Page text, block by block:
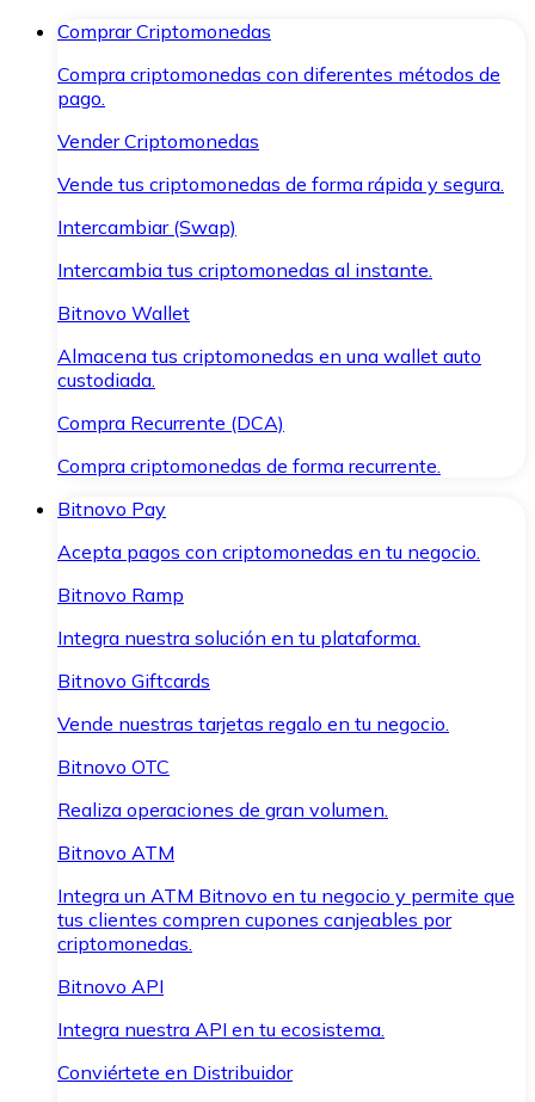
Comprar Criptomonedas
Compra criptomonedas con diferentes métodos de
pago.
Vender Criptomonedas
Vende tus criptomonedas de forma rápida y segura.
Intercambiar (Swap)
Intercambia tus criptomonedas al instante.
Bitnovo Wallet
Almacena tus criptomonedas en una wallet auto
custodiada.
Compra Recurrente (DCA)
Compra criptomonedas de forma recurrente.
Bitnovo Pay
Acepta pagos con criptomonedas en tu negocio.
Bitnovo Ramp
Integra nuestra solución en tu plataforma.
Bitnovo Giftcards
Vende nuestras tarjetas regalo en tu negocio.
Bitnovo OTC
Realiza operaciones de gran volumen.
Bitnovo ATM
Integra un ATM Bitnovo en tu negocio y permite que
tus clientes compren cupones canjeables por
criptomonedas.
Bitnovo API
Integra nuestra API en tu ecosistema.
Conviértete en Distribuidor